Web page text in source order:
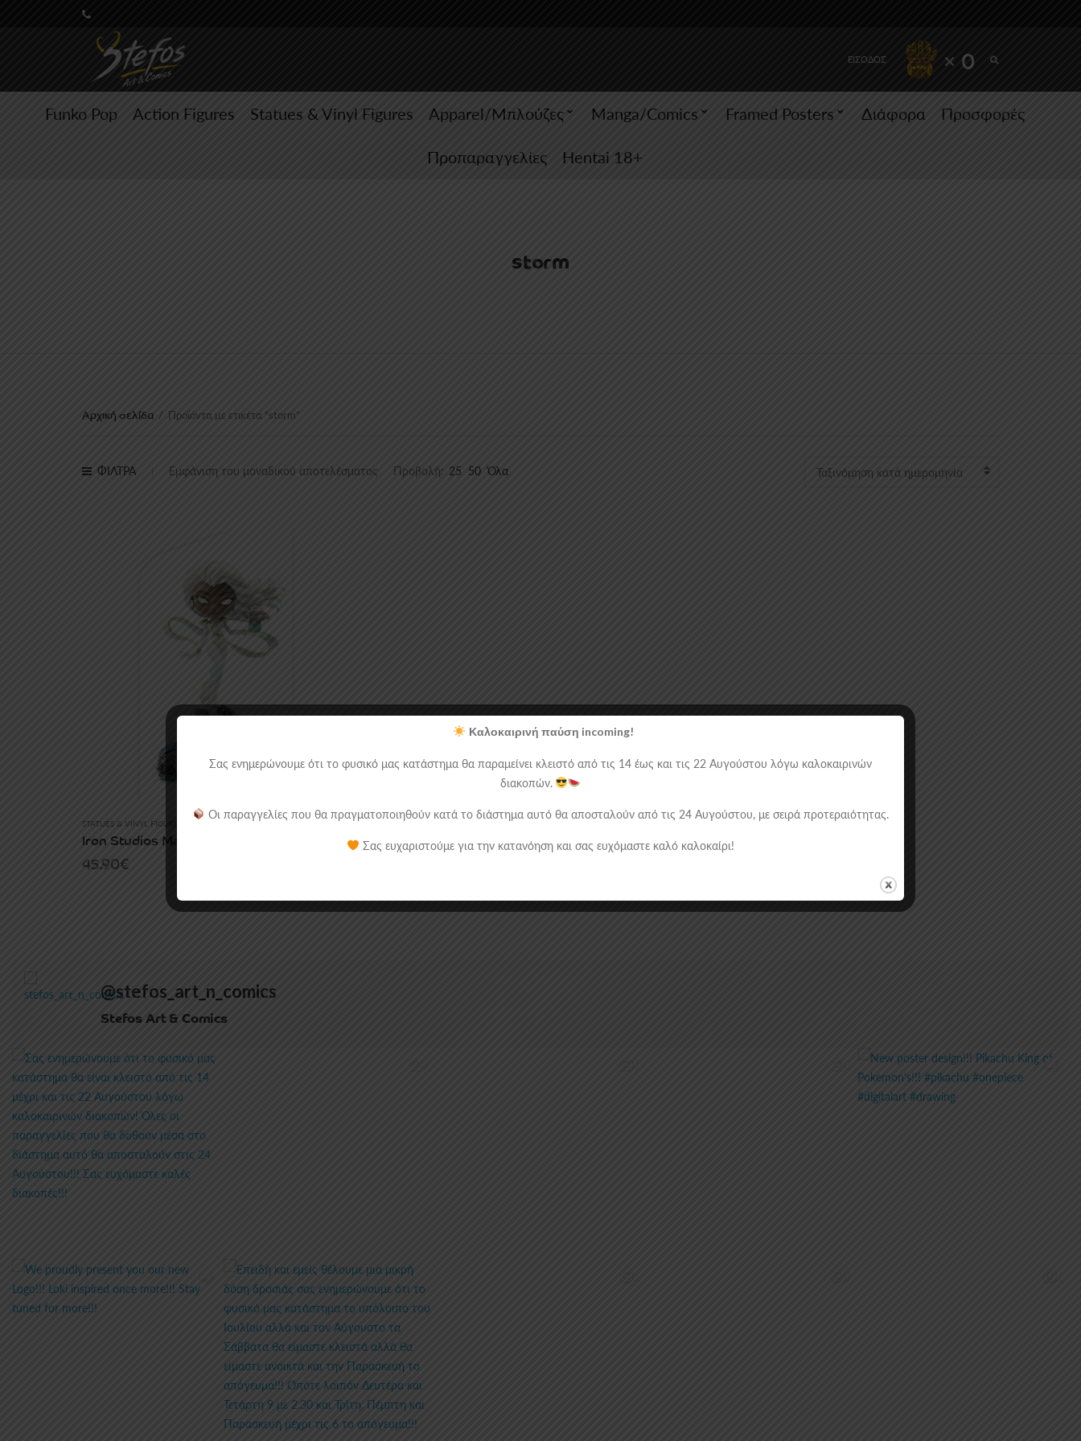
ΕΙΣΟΔΟΣ × 0
Funko Pop Action Figures Statues & Vinyl Figures Apparel/Μπλούζες Manga/Comics Framed Posters Διάφορα
Προσφορές
Προπαραγγελίες
Hentai 18+
storm
Αρχική σελίδα / Προϊόντα με ετικέτα “storm”
ΦΙΛΤΡΑ Εμφάνιση του μοναδικού αποτελέσματος Προβολή: 25 50 Όλα
STATUES & VINYL FIGURES
Iron Studios Marvel: Storm X-Men (21cm).
45.90€
@stefos_art_n_comics
Stefos Art & Comics
Καλοκαιρινή παύση incoming!
Σας ενημερώνουμε ότι το φυσικό μας κατάστημα θα παραμείνει κλειστό από τις 14 έως και τις 22 Αυγούστου λόγω καλοκαιρινών
διακοπών.
Οι παραγγελίες που θα πραγματοποιηθούν κατά το διάστημα αυτό θα αποσταλούν από τις 24 Αυγούστου, με σειρά προτεραιότητας.
Σας ευχαριστούμε για την κατανόηση και σας ευχόμαστε καλό καλοκαίρι!